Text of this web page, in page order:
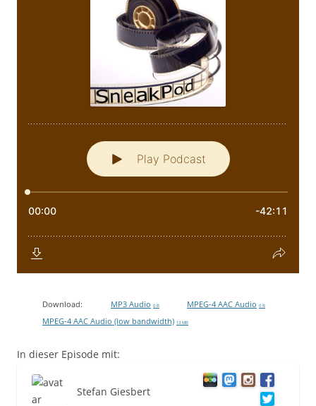
Download: MP3 Audio 0 B MPEG-4 AAC Audio 0 B
MPEG-4 AAC Audio (low bandwidth) 13 MB
In dieser Episode mit:
Stefan Giesbert